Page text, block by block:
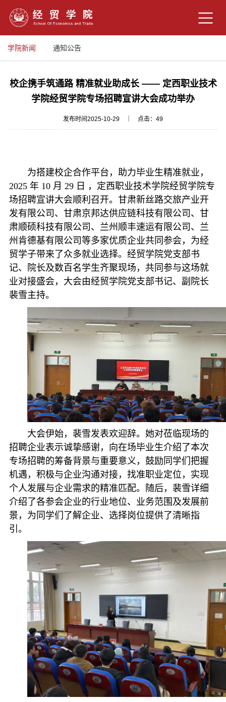
学院新闻 通知公告
校企携手筑通路 精准就业助成长 —— 定西职业技术
学院经贸学院专场招聘宣讲大会成功举办
发布时间2025-10-29 ｜ 点击： 49
为搭建校企合作平台，助力毕业生精准就业，
2025 年 10 月 29 日 ，定西职业技术学院经贸学院专
场招聘宣讲大会顺利召开。甘肃新丝路交旅产业开
发有限公司、甘肃京邦达供应链科技有限公司、甘
肃顺硕科技有限公司、兰州顺丰速运有限公司、兰
州肯德基有限公司等多家优质企业共同参会，为经
贸学子带来了众多就业选择。经贸学院党支部书
记、
院长及数百名学生齐聚现场，共同参与这场就
业对接盛会，大会由经贸学院党支部书记、副院长
裴雪主持。
大会伊始，裴雪发表欢迎辞。她对莅临现场的
招聘企业表示诚挚感谢，向在场毕业生介绍了本次
专场招聘的筹备背景与重要意义，鼓励同学们把握
机遇，积极与企业沟通对接，找准职业定位，实现
个人发展与企业需求的精准匹配。随后，裴雪详细
介绍了各参会企业的行业地位、业务范围及发展前
景，为同学们了解企业、选择岗位提供了清晰指
引。